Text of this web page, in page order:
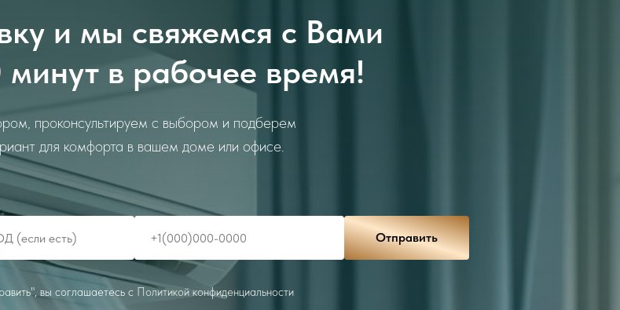
и мы свяжемся с Вами
минут в рабочее время!
проконсультируем с выбором и подберем
для комфорта в вашем доме или офисе.
Отправить
вы соглашаетесь с Политикой конфиденциальности